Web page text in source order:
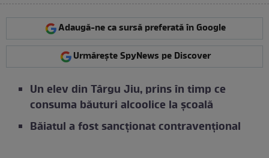
Adaugă-ne ca sursă preferată în Google
Urmărește SpyNews pe Discover
Un elev din Târgu Jiu, prins în timp ce
consuma băuturi alcoolice la școală
Băiatul a fost sancționat contravențional